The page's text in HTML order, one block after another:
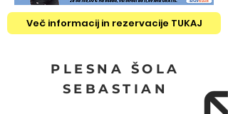
Več informacij in rezervacije TUKAJ
PLESNA ŠOLA
SEBASTIAN